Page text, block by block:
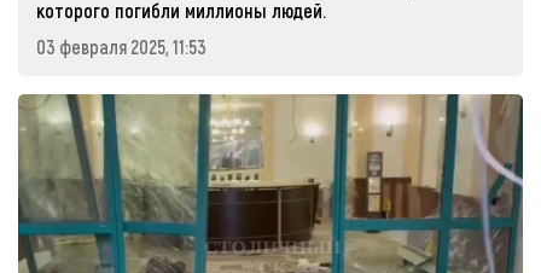
которого погибли миллионы людей.
03 февраля 2025, 11:53